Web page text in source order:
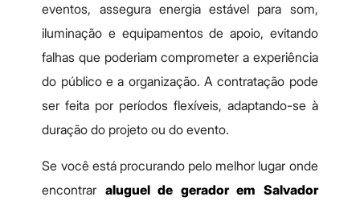
eventos, assegura energia estável para som,
iluminação e equipamentos de apoio, evitando
falhas que poderiam comprometer a experiência
do público e a organização. A contratação pode
ser feita por períodos flexíveis, adaptando-se à
duração do projeto ou do evento.
Se você está procurando pelo melhor lugar onde
encontrar aluguel de gerador em Salvador